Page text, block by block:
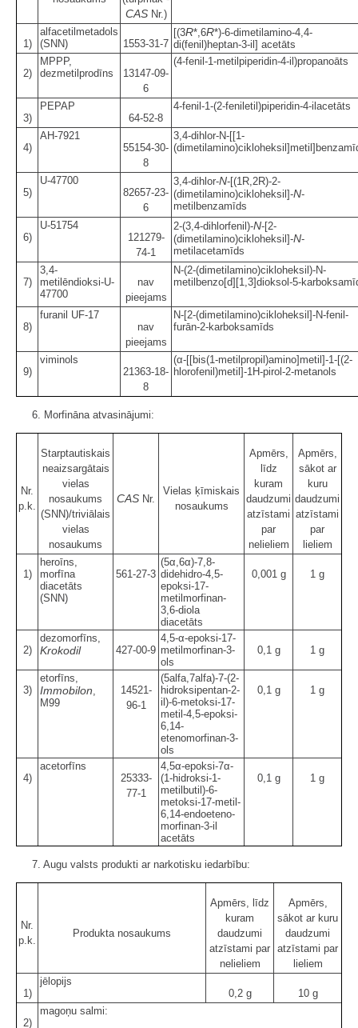
CASNr.)
1)
alfacetilmetadols
(SNN)
1553-31-7
[(3R*,6R*)-6-dimetilamino-4,4-
di(fenil)heptan-3-il] acetāts
2)
MPPP,
dezmetilprodīns
13147-09-
6
(4-fenil-1-metilpiperidin-4-il)propanoāts
3)
PEPAP
64-52-8
4-fenil-1-(2-feniletil)piperidin-4-ilacetāts
4)
AH-7921
55154-30-
8
3,4-dihlor-N-[[1-
5)
U-47700
82657-23-
6
3,4-dihlor-N-[(1R,2R)-2-
(dimetilamino)cikloheksil]-N-
metilbenzamīds
6)
U-51754
121279-
74-1
2-(3,4-dihlorfenil)-N-[2-
(dimetilamino)cikloheksil]-N-
metilacetamīds
7)
3,4-
metilēndioksi-U-
47700
nav
pieejams
N-(2-(dimetilamino)cikloheksil)-N-
metilbenzo[d][1,3]dioksol-5-
8)
furanil UF-17
nav
pieejams
N-[2-(dimetilamino)cikloheksil]-N-fenil-
furān-2-karboksamīds
9)
viminols
21363-18-
8
(α-[[bis(1-metilpropil)amino]metil]-1-[(2-
hlorofenil)metil]-1H-pirol-2-metanols
6. Morfināna atvasinājumi:
Nr.
p.k.
Starptautiskais
neaizsargātais
vielas
nosaukums
(SNN)/triviālais
vielas
nosaukums
CAS Nr.
Vielas ķīmiskais
nosaukums
Apmērs,
līdz
kuram
daudzumi
atzīstami
par
nelieliem
Apmērs,
sākot ar
kuru
daudzumi
atzīstami
par
lieliem
1)
heroīns,
morfīna
diacetāts
(SNN)
561-27-3
(5α,6α)-7,8-
didehidro-4,5-
epoksi-17-
metilmorfinan-
3,6-diola
diacetāts
0,001 g 1 g
2)
dezomorfīns,
Krokodil 427-00-9
4,5-α-epoksi-17-
metilmorfinan-3-
ols
0,1 g 1 g
3)
etorfīns,
Immobilon
M99
14521-
96-1
(5alfa,7alfa)-7-(2-
hidroksipentan-2-
il)-6-metoksi-17-
metil-4,5-epoksi-
6,14-
etenomorfinan-3-
ols
0,1 g 1 g
4)
acetorfīns
25333-
77-1
4,5α-epoksi-7α-
(1-hidroksi-1-
metilbutil)-6-
metoksi-17-metil-
6,14-endoeteno-
morfinan-3-il
acetāts
0,1 g 1 g
7. Augu valsts produkti ar narkotisku iedarbību:
Nr.
p.k.
Produkta nosaukums
Apmērs, līdz
kuram
daudzumi
atzīstami par
nelieliem
Apmērs,
sākot ar kuru
daudzumi
atzīstami par
lieliem
1)
jēlopijs
0,2 g
10 g
2)
magoņu salmi: